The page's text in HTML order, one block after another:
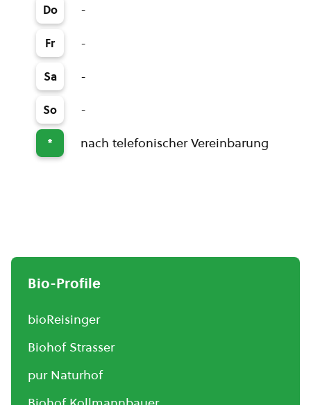
Do -
Fr -
Sa -
So -
* nach telefonischer Vereinbarung
Bio-Profile
bioReisinger
Biohof Strasser
pur Naturhof